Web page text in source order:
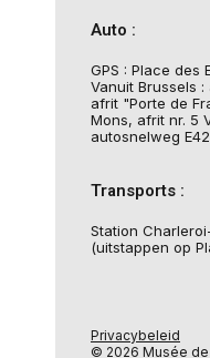
Auto :
GPS : Place des
Vanuit Brussels
afrit "Porte de
Mons, afrit nr. 5
autosnelweg
Transports :
Station
(uitstappen op
Privacybeleid
© 2026 Musée de